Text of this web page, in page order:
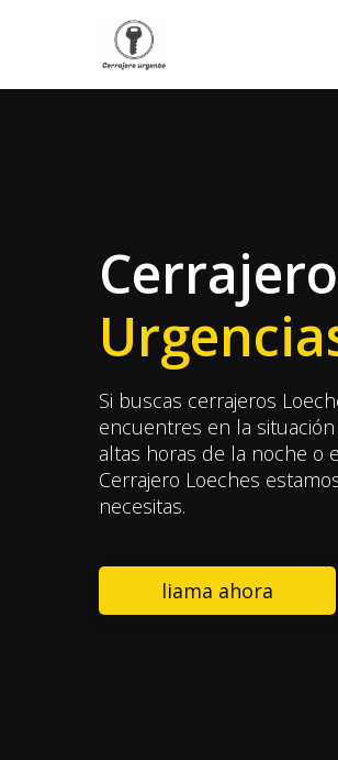
Si buscas cerrajeros
encuentres en la
altas horas de la noche o
Cerrajero Loeches
necesitas.
liama ahora